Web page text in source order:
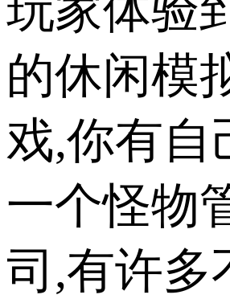
玩家体验
的休闲模
戏,你有自
一个怪物
司,有许多